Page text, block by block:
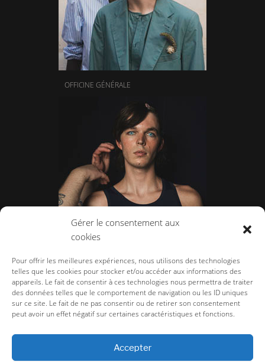
Gérer le consentement aux
cookies
Pour offrir les meilleures expériences, nous utilisons des technologies
telles que les cookies pour stocker et/ou accéder aux informations des
appareils. Le fait de consentir à ces technologies nous permettra de traiter
des données telles que le comportement de navigation ou les ID uniques
sur ce site. Le fait de ne pas consentir ou de retirer son consentement
peut avoir un effet négatif sur certaines caractéristiques et fonctions.
Accepter
OFFICINE GÉNÉRALE
LAZOSCHMIDL